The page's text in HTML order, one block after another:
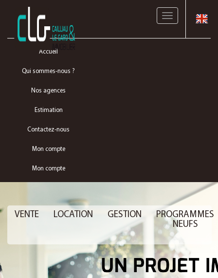
Toggle
Accueil
Qui sommes-nous ?
Nos agences
Estimation
Contactez-nous
Mon compte
Mon compte
VENTE LOCATION GESTION
PROGRAMMES
NEUFS